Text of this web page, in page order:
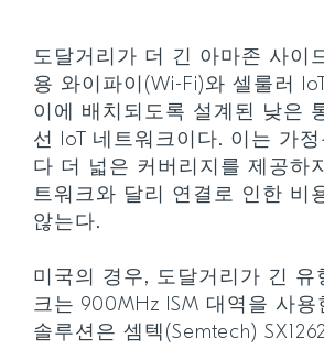
도달거리가 더 긴 아마존 사이
용 와이파이(Wi-Fi)와 셀룰러
이에 배치되도록 설계된 낮은
선 IoT 네트워크이다. 이는 가
다 더 넓은 커버리지를 제공하
트워크와 달리 연결로 인한 비
않는다.
미국의 경우, 도달거리가 긴 유
크는 900MHz ISM 대역을 사용
솔루션은 셈텍(Semtech)